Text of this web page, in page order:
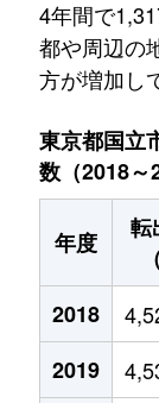
4年間で
都や周辺の
方が増加し
東京都国立
数（2018～
年度
転
2018
2019